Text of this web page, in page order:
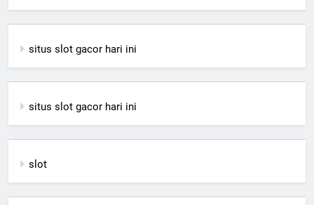
situs slot gacor hari ini
situs slot gacor hari ini
slot